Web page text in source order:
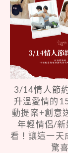
3/14情人節
升溫愛情的
動提案+創意
年輕情侶/新
看！讓這一天
驚喜